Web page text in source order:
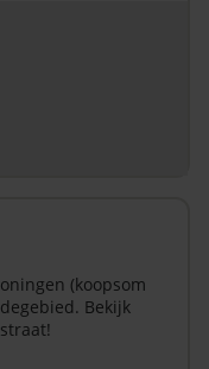
(koopsom
Bekijk